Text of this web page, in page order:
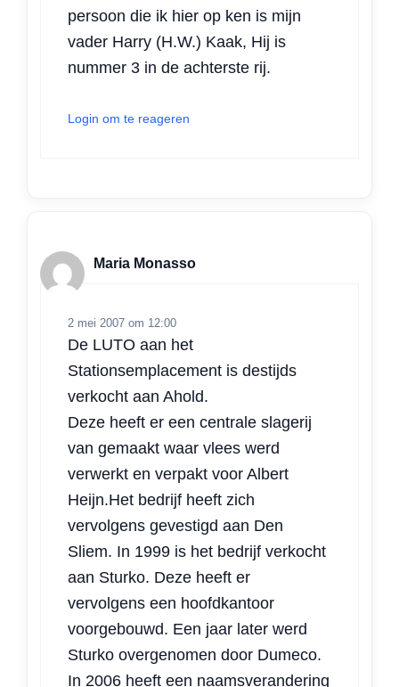
persoon die ik hier op ken is mijn
vader Harry (H.W.) Kaak, Hij is
nummer 3 in de achterste rij.
Login om te reageren
Maria Monasso
2 mei 2007 om 12:00
De LUTO aan het
Stationsemplacement is destijds
verkocht aan Ahold.
Deze heeft er een centrale slagerij
van gemaakt waar vlees werd
verwerkt en verpakt voor Albert
Heijn.Het bedrijf heeft zich
vervolgens gevestigd aan Den
Sliem. In 1999 is het bedrijf verkocht
aan Sturko. Deze heeft er
vervolgens een hoofdkantoor
voorgebouwd. Een jaar later werd
Sturko overgenomen door Dumeco.
In 2006 heeft een naamsverandering